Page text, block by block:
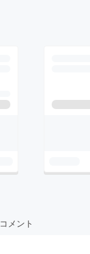
コメント